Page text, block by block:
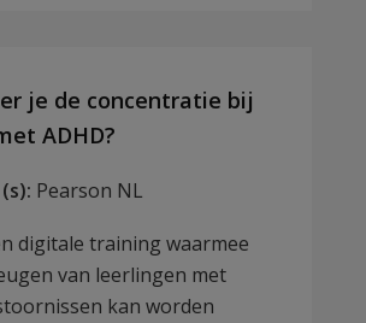
je de concentratie bij
ADHD?
Pearson NL
digitale training waarmee
van leerlingen met
kan worden